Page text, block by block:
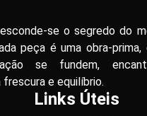
se o segredo do
peça é uma obra-prima,
se fundem,
e equilíbrio.
Links Úteis